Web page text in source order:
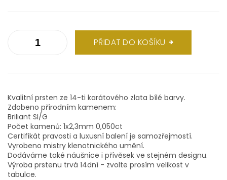
PŘIDAT DO KOŠÍKU
Kvalitní prsten ze 14-ti karátového zlata bílé barvy.
Zdobeno přírodním kamenem:
Briliant SI/G
Počet kamenů: 1x2,3mm 0,050ct
Certifikát pravosti a luxusní balení je samozřejmostí.
Vyrobeno mistry klenotnického umění.
Dodáváme také náušnice i přívěsek ve stejném designu.
Výroba prstenu trvá 14dní - zvolte prosím velikost v
tabulce.